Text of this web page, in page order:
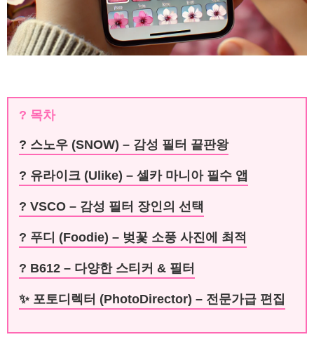
? 목차
? 스노우 (SNOW) – 감성 필터 끝판왕
? 유라이크 (Ulike) – 셀카 마니아 필수 앱
? VSCO – 감성 필터 장인의 선택
? 푸디 (Foodie) – 벚꽃 소풍 사진에 최적
? B612 – 다양한 스티커 & 필터
✨ 포토디렉터 (PhotoDirector) – 전문가급 편집